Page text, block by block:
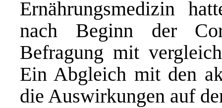
Ernährungsmedizin
nach Beginn der
Befragung mit
Ein Abgleich mit den
die Auswirkungen auf